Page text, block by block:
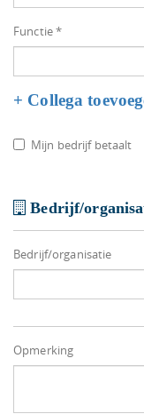
Functie *
+ Collega
Mijn bedrijf betaalt
Bedrijf/
Bedrijf/organisatie
Opmerking